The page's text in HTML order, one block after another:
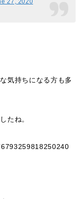
27, 2020
気持ちになる方も多
たね。